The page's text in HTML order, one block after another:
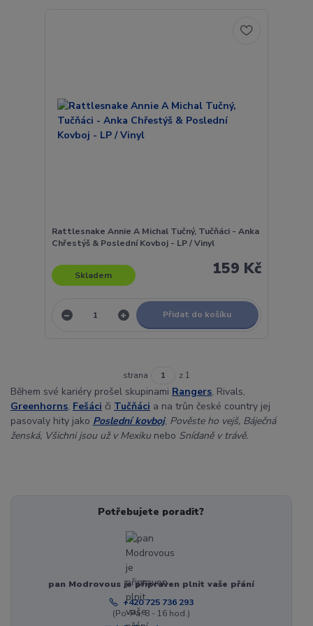
Rattlesnake Annie A Michal Tučný, Tučňáci - Anka
Chřestýš & Poslední Kovboj - LP / Vinyl
159 Kč
Skladem
Přidat do košíku
strana z 1
Během své kariéry prošel skupinami Rangers, Rivals,
Greenhorns, Fešáci či Tučňáci a na trůn české country jej
pasovaly hity jako Poslední kovboj, Pověste ho vejš, Báječná
ženská, Všichni jsou už v Mexikunebo Snídaně v trávě.
Potřebujete poradit?
pan Modrovous je připraven plnit vaše přání
+420 725 736 293
(Po-Pá, 8 - 16 hod.)